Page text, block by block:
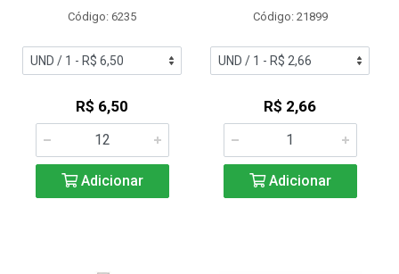
Código: 6235
R$ 6,50
Adicionar
Código: 21899
R$ 2,66
Adicionar